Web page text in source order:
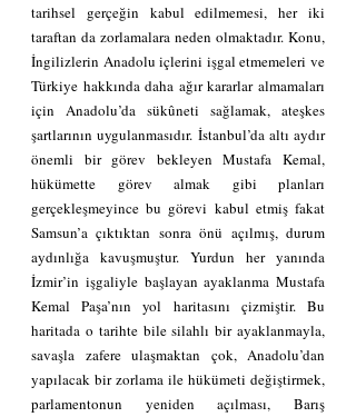
tarihsel gerçeğin kabul edilmemesi, her iki
taraftan da zorlamalara neden olmaktadır. Konu,
İngilizlerin Anadolu içlerini işgal etmemeleri ve
Türkiye hakkında daha ağır kararlar almamaları
için Anadolu’da sükûneti sağlamak, ateşkes
şartlarının uygulanmasıdır. İstanbul’da altı aydır
önemli bir görev bekleyen Mustafa Kemal,
hükümette görev almak gibi planları
gerçekleşmeyince bu görevi kabul etmiş fakat
Samsun’a çıktıktan sonra önü açılmış, durum
aydınlığa kavuşmuştur. Yurdun her yanında
İzmir’in işgaliyle başlayan ayaklanma Mustafa
Kemal Paşa’nın yol haritasını çizmiştir. Bu
haritada o tarihte bile silahlı bir ayaklanmayla,
savaşla zafere ulaşmaktan çok, Anadolu’dan
yapılacak bir zorlama ile hükümeti değiştirmek,
parlamentonun yeniden açılması, Barış